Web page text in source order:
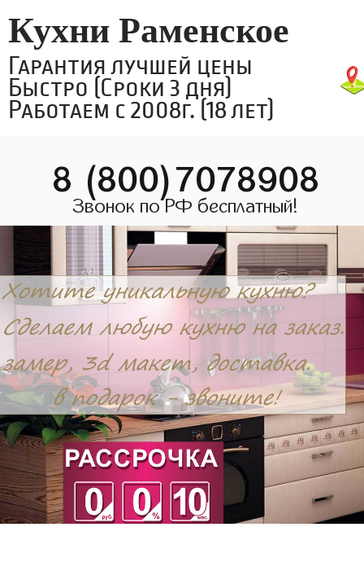
Кухни Раменское
Гарантия лучшей цены
Быстро (Сроки 3 дня)
Работаем с 2008г. (18 лет)
8 (800)7078908
Звонок по РФ бесплатный!